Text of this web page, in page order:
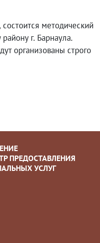
методический
г. Барнаула.
организованы строго
ПРЕДОСТАВЛЕНИЯ
УСЛУГ